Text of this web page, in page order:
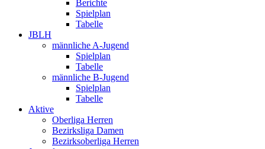
Berichte
Spielplan
Tabelle
JBLH
männliche A-Jugend
Spielplan
Tabelle
männliche B-Jugend
Spielplan
Tabelle
Aktive
Oberliga Herren
Bezirksliga Damen
Bezirksoberliga Herren